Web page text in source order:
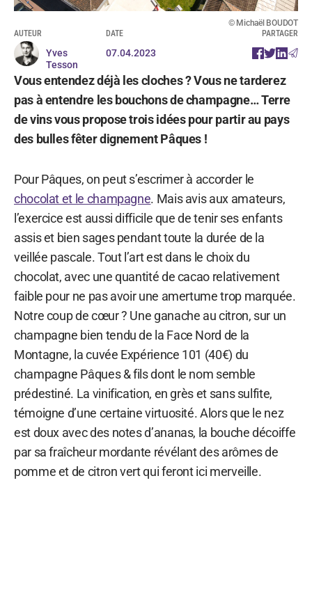
© Michaël BOUDOT
AUTEUR
Yves
Tesson
DATE
07.04.2023
PARTAGER
Vous entendez déjà les cloches ? Vous ne tarderez
pas à entendre les bouchons de champagne… Terre
de vins vous propose trois idées pour partir au pays
des bulles fêter dignement Pâques !
Pour Pâques, on peut s’escrimer à accorder le
chocolat et le champagne. Mais avis aux amateurs,
l’exercice est aussi difficile que de tenir ses enfants
assis et bien sages pendant toute la durée de la
veillée pascale. Tout l’art est dans le choix du
chocolat, avec une quantité de cacao relativement
faible pour ne pas avoir une amertume trop marquée.
Notre coup de cœur ? Une ganache au citron, sur un
champagne bien tendu de la Face Nord de la
Montagne, la cuvée Expérience 101 (40€) du
champagne Pâques & fils dont le nom semble
prédestiné. La vinification, en grès et sans sulfite,
témoigne d’une certaine virtuosité. Alors que le nez
est doux avec des notes d’ananas, la bouche décoiffe
par sa fraîcheur mordante révélant des arômes de
pomme et de citron vert qui feront ici merveille.